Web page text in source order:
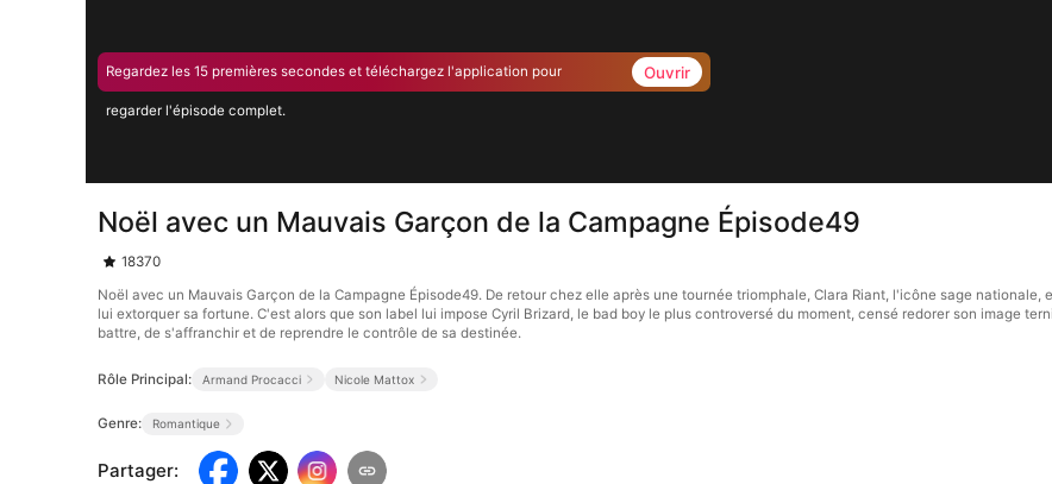
Regardez les 15 premières secondes et téléchargez l'application pour
regarder l'épisode complet.
Ouvrir
Noël avec un Mauvais Garçon de la Campagne Épisode49
18370
Noël avec un Mauvais Garçon de la Campagne Épisode49. De retour chez elle après une tournée triomphale, Clara Riant, l'icône sage
lui extorquer sa fortune. C'est alors que son label lui impose Cyril Brizard, le bad boy le plus controversé du moment, censé redorer son image
battre, de s'affranchir et de reprendre le contrôle de sa destinée.
Rôle Principal: Armand Procacci Nicole Mattox
Genre: Romantique
Partager: